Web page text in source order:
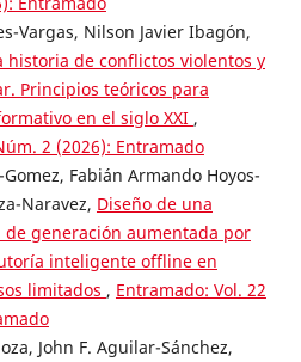
Vargas, Nilson Javier Ibagón,
historia de conflictos violentos y
Principios teóricos para
en el siglo XXI ,
2 (2026): Entramado
Fabián Armando Hoyos-
Naravez, Diseño de una
generación aumentada por
inteligente offline en
limitados , Entramado: Vol. 22
John F. Aguilar-Sánchez,